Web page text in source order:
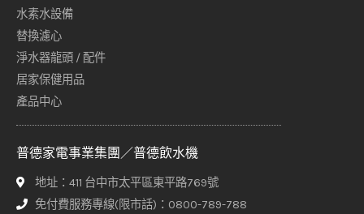
水素水設備
替換濾心
淨水器龍頭 / 配件
居家保健用品
產品中心
普德家電事業集團／普德飲水機
地址：411 台中市太平區東平路769號
免付費服務專線(限市話)：0800-789-788